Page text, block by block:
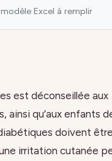
Excel à remplir
est déconseillée aux
ainsi qu’aux enfants
doivent
irritation cutanée